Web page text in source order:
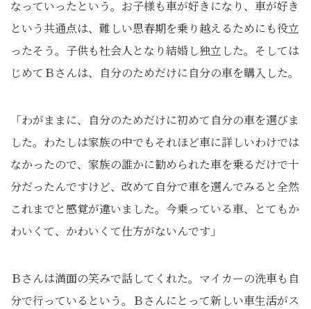
なっていったという。お子様も車が好きになり、車が好き
という共通点は、難しい思春期を乗り越えるためにも役立
ったそう。子供も社会人となり結婚し独立した。そしては
じめてＢさんは、自分のためだけに自分の車を購入した。
「わがままに、自分のためだけに初めて自分の車を選びま
した。わたしは家族の中でもそれほど車に詳しいわけでは
なかったので、家族の誰かに勧められた車を乗るだけで十
分だったんですけど、改めて自分で車を選んでみると全然
これまでと感覚が違いました。今乗っている車、とてもか
わいくて、かわいくて仕方がないんです」
Ｂさんは満面の笑みで話してくれた。マイカーの洗車も自
分で行っているという。Ｂさんにとって新しい車生活がス